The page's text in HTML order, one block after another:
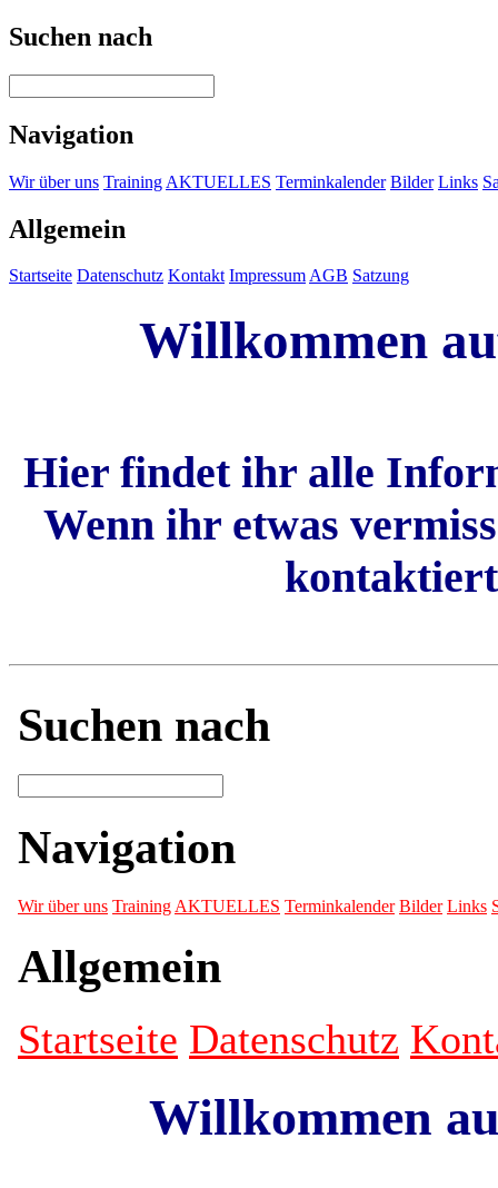
Suchen nach
Navigation
Wir über uns Training AKTUELLES Terminkalender Bilder Links
Allgemein
Startseite Datenschutz Kontakt ImpressumAGB Satzung
Willkommen
Hier findet ihr alle
Wenn ihr etwas